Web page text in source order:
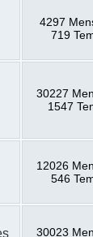
4297
719
30227
1547
12026
546
30023